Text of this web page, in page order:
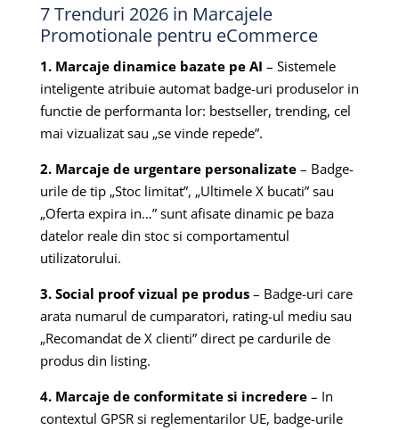
7 Trenduri 2026 in Marcajele
Promotionale pentru eCommerce
1. Marcaje dinamice bazate pe AI – Sistemele
inteligente atribuie automat badge-uri produselor in
functie de performanta lor: bestseller, trending, cel
mai vizualizat sau „se vinde repede”.
2. Marcaje de urgentare personalizate– Badge-
urile de tip „Stoc limitat”, „Ultimele X bucati” sau
„Oferta expira in…” sunt afisate dinamic pe baza
datelor reale din stoc si comportamentul
utilizatorului.
3. Social proof vizual pe produs– Badge-uri care
arata numarul de cumparatori, rating-ul mediu sau
„Recomandat de X clienti” direct pe cardurile de
produs din listing.
4. Marcaje de conformitate si incredere– In
contextul GPSR si reglementarilor UE, badge-urile